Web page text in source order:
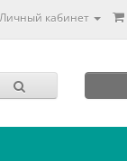
Личный кабинет